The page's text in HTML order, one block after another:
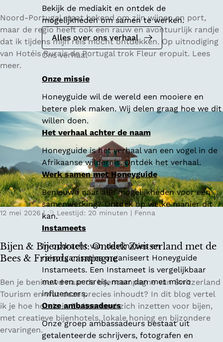
Bekijk de mediakit en ontdek de
mogelijkheden om samen te werken.
Alles over ons verhaal
Ons verhaal
Onze missie
Honeyguide wil de wereld een mooiere en
betere plek maken. Wij delen graag hoe we dit
willen doen.
Het verhaal achter de naam
Honeyguide is het verhaal van een vogel in de
Afrikaanse wildernis. Ontdek het verhaal.
Werk samen met Honeyguide
Benieuwd naar alle mogelijkheden voor een
samenwerking? Ontdek op welke manier dit
kan.
Instameets
In opdracht van destinaties en
reisorganisaties organiseert Honeyguide
Instameets. Een Instameet is vergelijkbaar
met een persreis, maar dan met micro
influencers.
Onze ambassadeurs
Onze groep ambassadeurs bestaat uit
getalenteerde schrijvers, fotografen en
V
i
n
h
o
d
e
g
o
e
n
e
l
l
i
e
n
e
n
Noord-Portugal staat bekend om zijn wijnen en port,
maar de regio heeft ook een rauw en avontuurlijk randje
dat ik tijdens mijn reis mocht ontdekken. Op uitnodiging
van Hotéis Rurais de Portugal trok Fleur eropuit. Lees
meer.
Bijen & Bijenhotels: Ontdek Zwitserland met de
Bees & Friends campagne
12 mei 2026 | Leestijd: 20 minuten | Fenna
B
i
j
e
n
Ben je benieuwd naar de bijencampagne van Switzerland
Tourism en wat deze precies inhoudt? In dit blog vertel
ik je hoe hotels in Zwitserland zich inzetten voor bijen,
met creatieve bijenhotels, lokale honing en bijzondere
ervaringen.